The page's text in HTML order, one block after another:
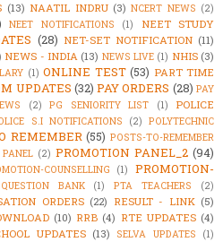
(13) NAATIL INDRU (3) NCERT NEWS (2)
NEET NOTIFICATIONS (1)
NEET STUDY
(28) NET-SET NOTIFICATION (11)
NEWS - INDIA (13) NEWS LIVE (1) NHIS (3)
(1) ONLINE TEST (53) PART TIME
UPDATES (32) PAY ORDERS (28) PAY
(2) PG SENIORITY LIST (1)
POLICE
S.I NOTIFICATIONS (2) POLYTECHNIC
REMEMBER (55) POSTS-TO-REMEMBER
(2) PROMOTION PANEL_2 (94)
COUNSELLING (1)
PROMOTION-
BANK (1) PTA TEACHERS
(2)
ORDERS (22) RESULT - LINK (5)
(10) RRB (4) RTE UPDATES (4)
UPDATES (13) SELVA UPDATES
(1)